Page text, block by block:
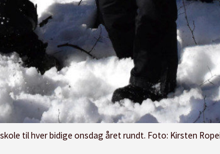
til hver bidige onsdag året rundt. Foto: Kirsten